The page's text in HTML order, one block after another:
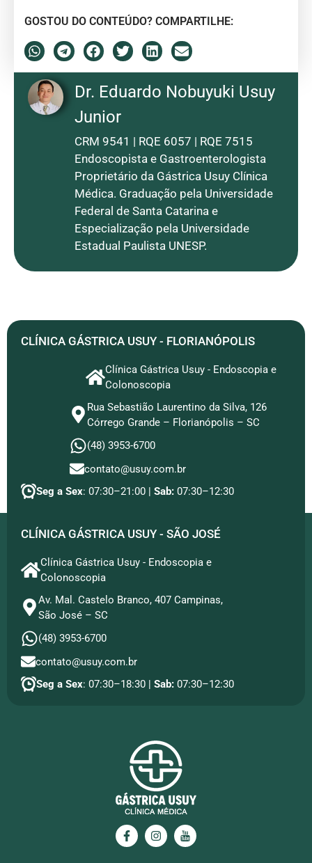
GOSTOU DO CONTEÚDO? COMPARTILHE:
Dr. Eduardo Nobuyuki Usuy
Junior
CRM 9541 | RQE 6057 | RQE 7515
Endoscopista e Gastroenterologista
Proprietário da Gástrica Usuy Clínica
Médica. Graduação pela Universidade
Federal de Santa Catarina e
Especialização pela Universidade
Estadual Paulista UNESP.
CLÍNICA GÁSTRICA USUY - FLORIANÓPOLIS
Clínica Gástrica Usuy - Endoscopia e
Colonoscopia
Rua Sebastião Laurentino da Silva, 126
Córrego Grande – Florianópolis – SC
(48) 3953-6700
contato@usuy.com.br
Seg a Sex: 07:30–21:00 | Sab: 07:30–12:30
CLÍNICA GÁSTRICA USUY - SÃO JOSÉ
Clínica Gástrica Usuy - Endoscopia e
Colonoscopia
Av. Mal. Castelo Branco, 407 Campinas,
São José – SC
(48) 3953-6700
contato@usuy.com.br
Seg a Sex: 07:30–18:30 | Sab: 07:30–12:30